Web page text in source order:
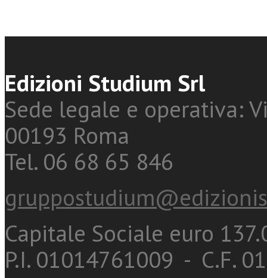
Edizioni Studium Srl
Sede legale e operativa:
00193 Roma
Tel. 06 68 65 846
Capitale Sociale euro
P.I. 01014761009 - C.F.